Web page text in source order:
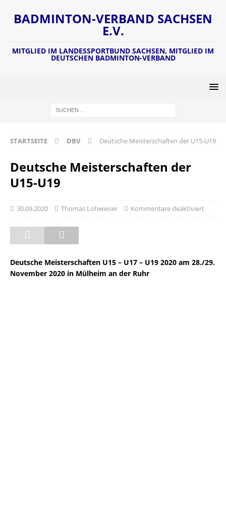
BADMINTON-VERBAND SACHSEN
E.V.
MITGLIED IM LANDESSPORTBUND SACHSEN, MITGLIED IM
DEUTSCHEN BADMINTON-VERBAND
STARTSEITE DBV Deutsche Meisterschaften der U15-U19
Deutsche Meisterschaften der
U15-U19
30.09.2020 Thomas Lohwieser Kommentare deaktiviert
Deutsche Meisterschaften U15 – U17 – U19 2020 am 28./29.
November 2020 in Mülheim an der Ruhr